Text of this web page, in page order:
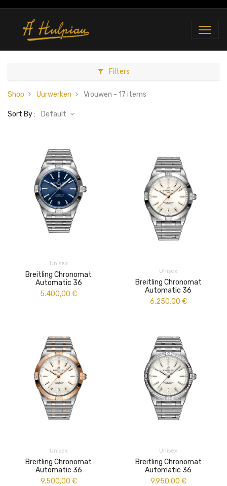
Filters
Shop Uurwerken Vrouwen - 17 items
Sort By : Default
Unisex
Breitling Chronomat
Automatic 36
5.400,00 €
Unisex
Breitling Chronomat
Automatic 36
6.250,00 €
Unisex
Breitling Chronomat
Automatic 36
9.500,00 €
Unisex
Breitling Chronomat
Automatic 36
9.950,00 €